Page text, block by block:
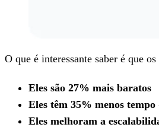
O que é interessante saber é que
Eles são 27% mais baratos
Eles têm 35% menos
Eles melhoram a